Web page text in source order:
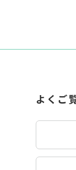
よくご